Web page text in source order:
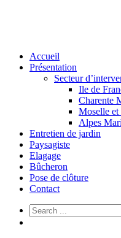
Accueil
Présentation
Secteur
Ile de
Charente
Moselle
Alpes
Entretien de jardin
Paysagiste
Elagage
Bûcheron
Pose de clôture
Contact